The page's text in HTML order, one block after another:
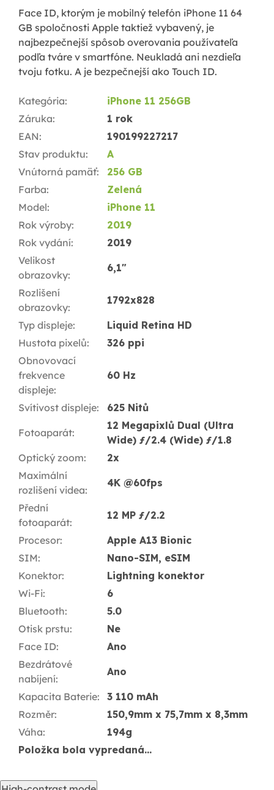
Face ID, ktorým je mobilný telefón iPhone 11 64
GB spoločnosti Apple taktiež vybavený, je
najbezpečnejší spôsob overovania používateľa
podľa tváre v smartfóne. Neukladá ani nezdieľa
tvoju fotku. A je bezpečnejší ako Touch ID.
Kategória:
iPhone 11 256GB
Záruka:
1 rok
EAN:
190199227217
Stav produktu:
A
Vnútorná pamäť:
256 GB
Farba:
Zelená
Model:
iPhone 11
Rok výroby:
2019
Rok vydání:
2019
Velikost
obrazovky:
6,1"
Rozlišení
obrazovky:
1792x828
Typ displeje:
Liquid Retina HD
Hustota pixelů:
326 ppi
Obnovovací
frekvence
displeje:
60 Hz
Svítivost displeje: 625 Nitů
Fotoaparát:
12 Megapixlů Dual (Ultra
Wide) ƒ/2.4 (Wide) ƒ/1.8
Optický zoom:
2x
Maximální
rozlišení videa:
4K @60fps
Přední
fotoaparát:
12 MP ƒ/2.2
Procesor:
Apple A13 Bionic
SIM:
Nano-SIM, eSIM
Konektor:
Lightning konektor
Wi-Fi:
6
Bluetooth:
5.0
Otisk prstu:
Ne
Face ID:
Ano
Bezdrátové
nabíjení:
Ano
Kapacita Baterie:
3 110 mAh
Rozměr:
150,9mm x 75,7mm x 8,3mm
Váha:
194g
Položka bola vypredaná…